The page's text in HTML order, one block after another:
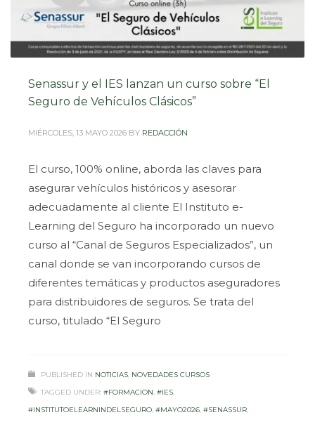
Senassur y el IES lanzan un curso sobre “El
Seguro de Vehículos Clásicos”
MIÉRCOLES, 13 MAYO 2026 BY REDACCIÓN
El curso, 100% online, aborda las claves para
asegurar vehículos históricos y asesorar
adecuadamente al cliente El Instituto e-
Learning del Seguro ha incorporado un nuevo
curso al “Canal de Seguros Especializados”, un
canal donde se van incorporando cursos de
diferentes temáticas y productos aseguradores
para distribuidores de seguros. Se trata del
curso, titulado “El Seguro
PUBLISHED IN NOTICIAS, NOVEDADES CURSOS
TAGGED UNDER: #FORMACION, #IES,
#INSTITUTOELEARNINDELSEGURO, #MAYO2026, #SENASSUR,